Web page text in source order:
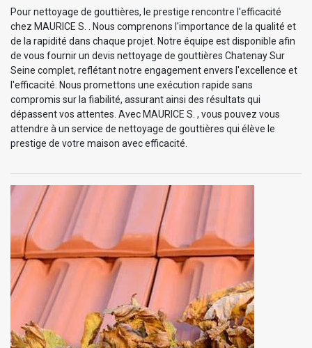
Pour nettoyage de gouttières, le prestige rencontre l'efficacité
chez MAURICE S. . Nous comprenons l'importance de la qualité et
de la rapidité dans chaque projet. Notre équipe est disponible afin
de vous fournir un devis nettoyage de gouttières Chatenay Sur
Seine complet, reflétant notre engagement envers l'excellence et
l'efficacité. Nous promettons une exécution rapide sans
compromis sur la fiabilité, assurant ainsi des résultats qui
dépassent vos attentes. Avec MAURICE S. , vous pouvez vous
attendre à un service de nettoyage de gouttières qui élève le
prestige de votre maison avec efficacité.